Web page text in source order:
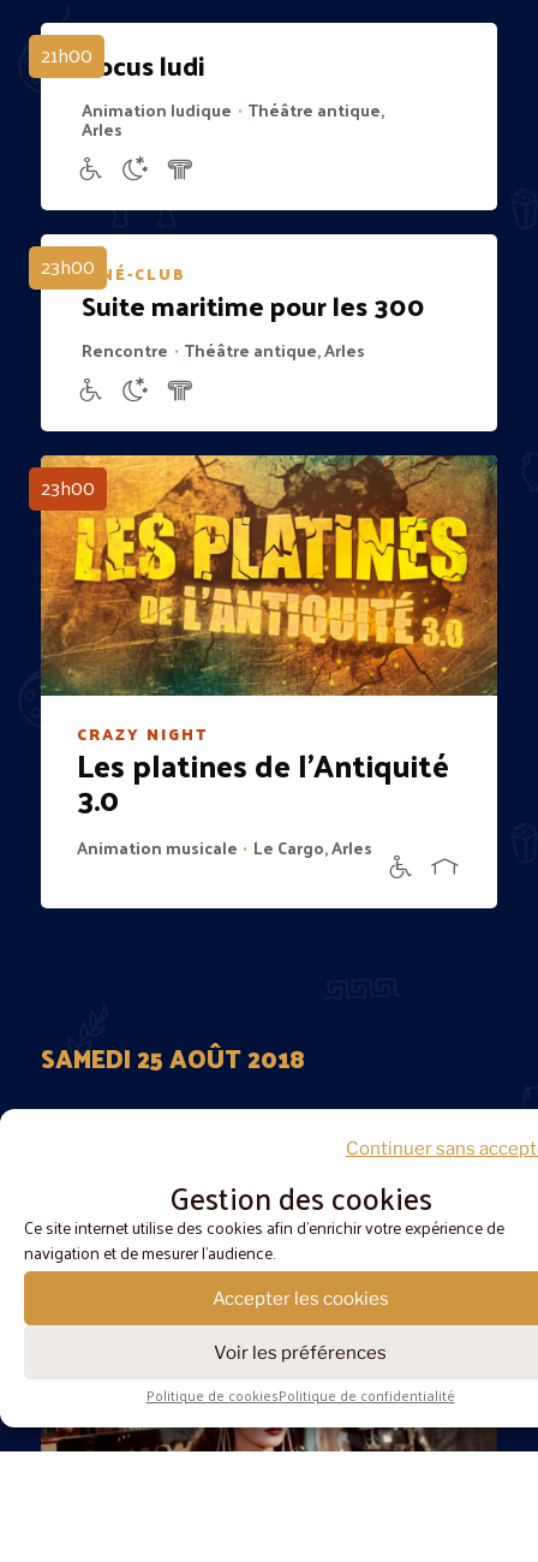
Gestion des cookies
Ce site internet utilise des cookies afin d'enrichir votre expérience de
navigation et de mesurer l'audience.
Accepter les cookies
Continuer sans
Voir les préférences
Politique de cookiesPolitique de confidentialité
21h00Locus ludi
Animation ludique • Théâtre antique,
Arles
23h00CINÉ-CLUB
Suite maritime pour les 300
Rencontre • Théâtre antique, Arles
23h00
CRAZY NIGHT
Les platines de l’Antiquité
3.0
Animation musicale • Le Cargo, Arles
SAMEDI 25 AOÛT 2018
La face cachée de la gladiature
Rencontre • Théâtre antique, Arles